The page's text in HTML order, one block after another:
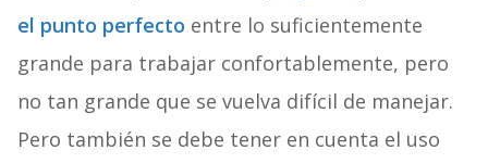
el punto perfecto entre lo suficientemente
grande para trabajar confortablemente, pero
no tan grande que se vuelva difícil de manejar.
Pero también se debe tener en cuenta el uso